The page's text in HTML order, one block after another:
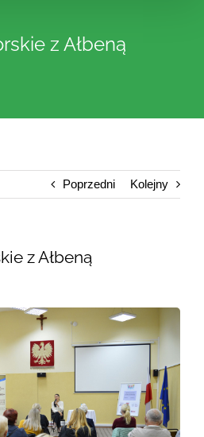
z Ałbeną
Poprzedni Kolejny
z Ałbeną